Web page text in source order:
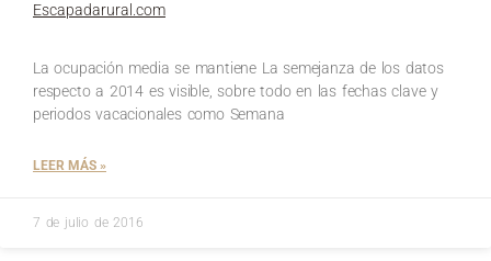
Escapadarural.com
La ocupación media se mantiene La semejanza de los datos
respecto a 2014 es visible, sobre todo en las fechas clave y
periodos vacacionales como Semana
LEER MÁS »
7 de julio de 2016